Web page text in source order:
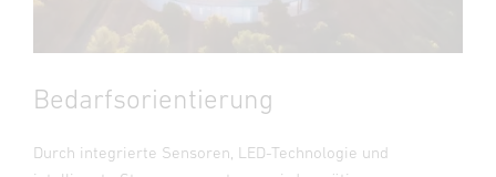
Bedarfsorientierung
Durch integrierte Sensoren, LED-Technologie und